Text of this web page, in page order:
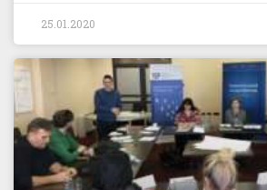
25.01.2020